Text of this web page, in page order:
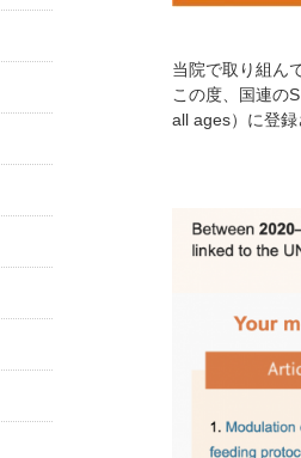
当院で取り組ん
この度、国連の
all ages）に登